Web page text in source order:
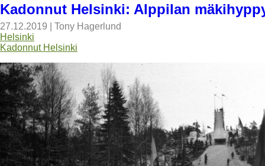
Kadonnut Helsinki: Alppilan
27.12.2019
Tony Hagerlund
Helsinki
Kadonnut Helsinki